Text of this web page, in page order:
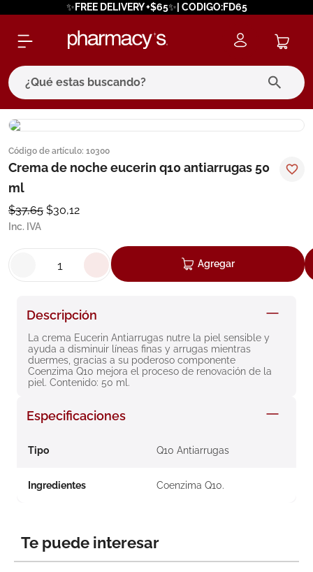
✨FREE DELIVERY +$65✨| CODIGO:FD65
¿Qué estas buscando?
Código de artículo: 10300
Crema de noche eucerin q10 antiarrugas 50
ml
$37,65 $30,12
Inc. IVA
Agregar
Descripción
La crema Eucerin Antiarrugas nutre la piel sensible y
ayuda a disminuir líneas finas y arrugas mientras
duermes, gracias a su poderoso componente
Coenzima Q10 mejora el proceso de renovación de la
piel. Contenido: 50 ml.
Especificaciones
Tipo Q10 Antiarrugas
Ingredientes Coenzima Q10.
Te puede interesar
términos más buscados
1. eucerin
3 bioderma
4.
5. cerave
roche posay
9. megacistin
10.pañales